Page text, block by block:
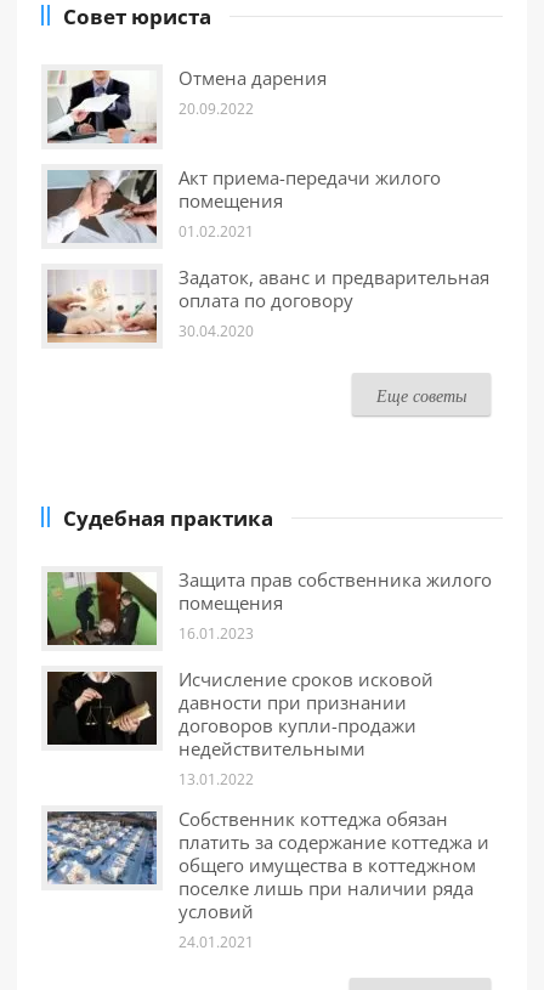
Совет юриста
Отмена дарения
20.09.2022
Акт приема-передачи жилого
помещения
01.02.2021
Задаток, аванс и предварительная
оплата по договору
30.04.2020
Еще советы
Судебная практика
Защита прав собственника жилого
помещения
16.01.2023
Исчисление сроков исковой
давности при признании
договоров купли-продажи
недействительными
13.01.2022
Собственник коттеджа обязан
платить за содержание коттеджа и
общего имущества в коттеджном
поселке лишь при наличии ряда
условий
24.01.2021